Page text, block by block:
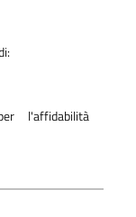
l'affidabilità